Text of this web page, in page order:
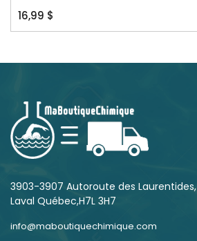
16,99 $
3903-3907 Autoroute des Laurentides,
Laval Québec,H7L 3H7
info@maboutiquechimique.com